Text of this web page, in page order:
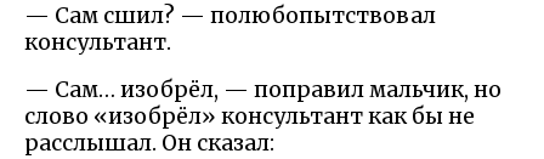
— Сам сшил? — полюбопытствовал
консультант.
— Сам… изобрёл, — поправил мальчик, но
слово «изобрёл» консультант как бы не
расслышал. Он сказал: